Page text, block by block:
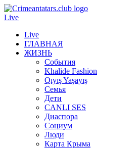
Live
Live
ГЛАВНАЯ
ЖИЗНЬ
События
Khalide Fashion
Qıyış Yaşayış
Семья
Дети
CANLI SES
Диаспора
Социум
Люди
Карта Крыма